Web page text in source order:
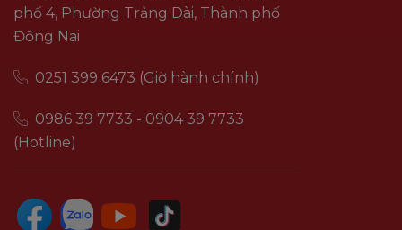
phố 4, Phường Trảng Dài, Thành phố
Đồng Nai
0251 399 6473 (Giờ hành chính)
0986 39 7733 - 0904 39 7733
(Hotline)